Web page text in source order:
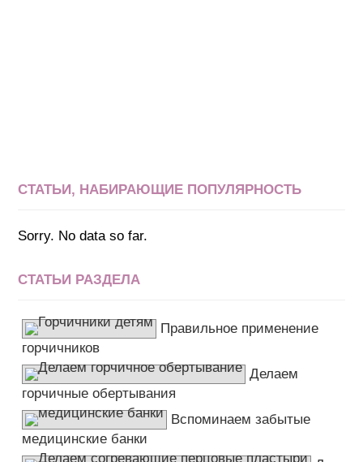
СТАТЬИ, НАБИРАЮЩИЕ ПОПУЛЯРНОСТЬ
Sorry. No data so far.
СТАТЬИ РАЗДЕЛА
Правильное применение
горчичников
Делаем
горчичные обертывания
Вспоминаем забытые
медицинские банки